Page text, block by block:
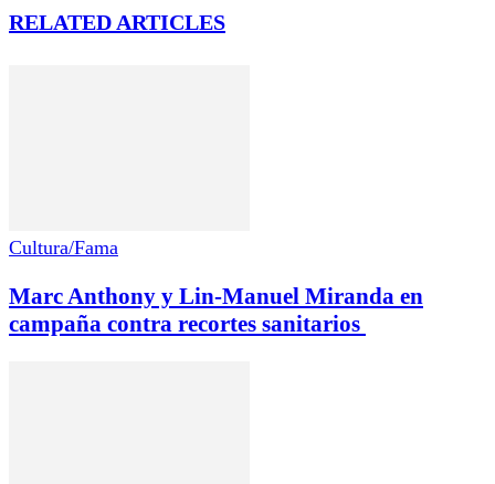
RELATED ARTICLES
Cultura/Fama
Marc Anthony y Lin-Manuel Miranda en
campaña contra recortes sanitarios